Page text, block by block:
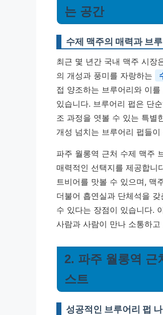
는 공간
수제 맥주의 매력과 브
최근 몇 년간 국내 맥주 시장
의 개성과 풍미를 자랑하는
접 양조하는 브루어리와 이
있습니다. 브루어리 펍은 단
조 과정을 엿볼 수 있는 특별
개성 넘치는 브루어리 펍들
파주 월롱역 근처 수제 맥주
매력적인 선택지를 제공합니
트비어를 맛볼 수 있으며, 맥
더불어 흡연실과 단체석을
수 있다는 장점이 있습니다.
사람과 사람이 만나 소통하
2. 파주 월롱역 근
스트
성공적인 브루어리 펍